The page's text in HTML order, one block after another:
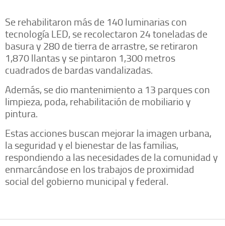
Se rehabilitaron más de 140 luminarias con
tecnología LED, se recolectaron 24 toneladas de
basura y 280 de tierra de arrastre, se retiraron
1,870 llantas y se pintaron 1,300 metros
cuadrados de bardas vandalizadas.
Además, se dio mantenimiento a 13 parques con
limpieza, poda, rehabilitación de mobiliario y
pintura.
Estas acciones buscan mejorar la imagen urbana,
la seguridad y el bienestar de las familias,
respondiendo a las necesidades de la comunidad y
enmarcándose en los trabajos de proximidad
social del gobierno municipal y federal.